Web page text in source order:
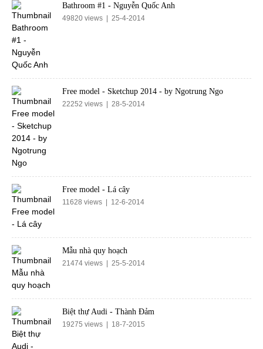
Bathroom #1 - Nguyễn Quốc Anh
49820 views | 25-4-2014
Free model - Sketchup 2014 - by Ngotrung Ngo
22252 views | 28-5-2014
Free model - Lá cây
11628 views | 12-6-2014
Mẫu nhà quy hoạch
21474 views | 25-5-2014
Biệt thự Audi - Thành Đảm
19275 views | 18-7-2015